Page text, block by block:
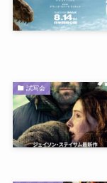
試写会